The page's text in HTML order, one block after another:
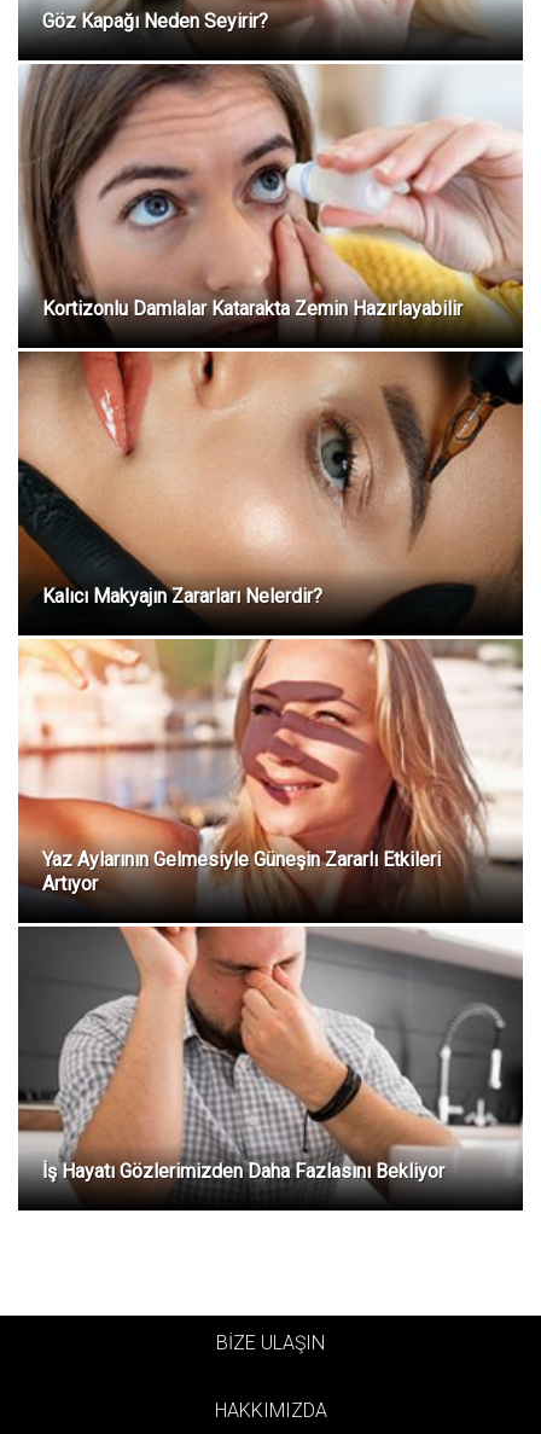
Göz Kapağı Neden Seyirir?
Kortizonlu Damlalar Katarakta Zemin Hazırlayabilir
Kalıcı Makyajın Zararları Nelerdir?
Yaz Aylarının Gelmesiyle Güneşin Zararlı Etkileri
Artıyor
İş Hayatı Gözlerimizden Daha Fazlasını Bekliyor
BİZE ULAŞIN
HAKKIMIZDA